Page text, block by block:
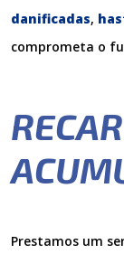
danificadas,
comprometa o
Prestamos um